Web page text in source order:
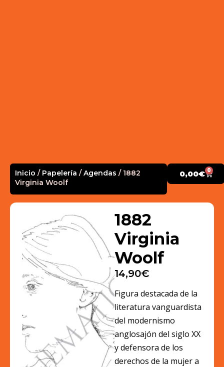
Inicio / Papelería /Agendas / 1882
Virginia Woolf
0,00€ 0
1882
Virginia
Woolf
14,90€
Figura destacada de la
literatura vanguardista
del modernismo
anglosajón del siglo XX
y defensora de los
derechos de la mujer a